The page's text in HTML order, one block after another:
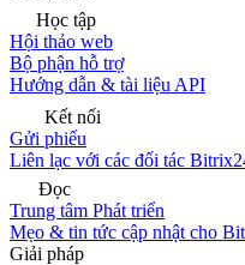
Học tập
Hội thảo web
Bộ phận hỗ trợ
Hướng dẫn & tài liệu API
Kết nối
Gửi phiếu
Liên lạc với các đối tác
Đọc
Trung tâm Phát triển
Mẹo & tin tức cập nhật cho
Giải pháp